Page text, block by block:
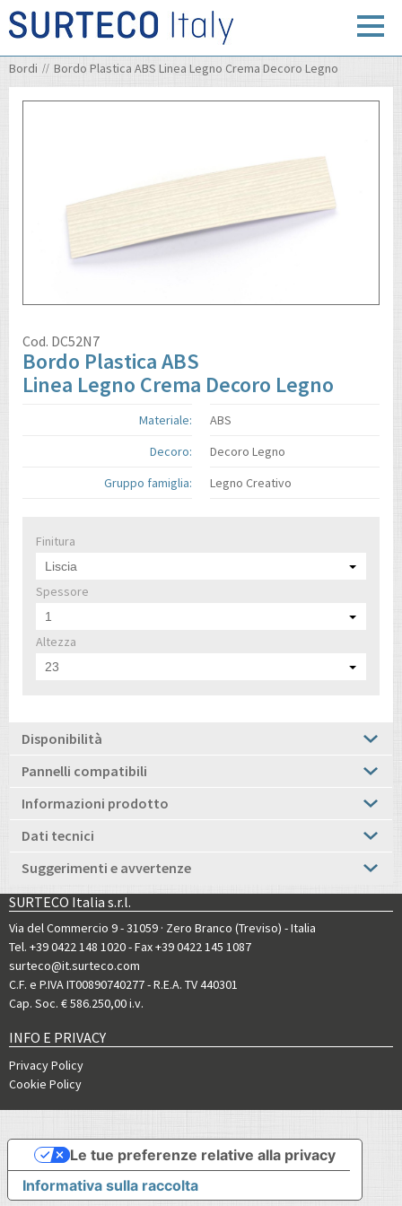
Bordi Bordo Plastica ABS Linea Legno Crema Decoro Legno
Cod. DC52N7
Bordo Plastica ABS
Linea Legno Crema Decoro Legno
Materiale:
Decoro:
Gruppo famiglia:
ABS
Decoro Legno
Legno Creativo
Finitura
Liscia
Spessore
1
Altezza
23
Disponibilità
Pannelli compatibili
Informazioni prodotto
Dati tecnici
Suggerimenti e avvertenze
SURTECO Italia s.r.l.
Via del Commercio 9 - 31059 · Zero Branco (Treviso) - Italia
Tel. +39 0422 148 1020- Fax +39 0422 145 1087
surteco@it.surteco.com
C.F. e P.IVA IT00890740277 - R.E.A. TV 440301
Cap. Soc. € 586.250,00 i.v.
INFO E PRIVACY
Privacy Policy
Cookie Policy
Informativa sulla raccolta
Le tue preferenze relative alla privacy